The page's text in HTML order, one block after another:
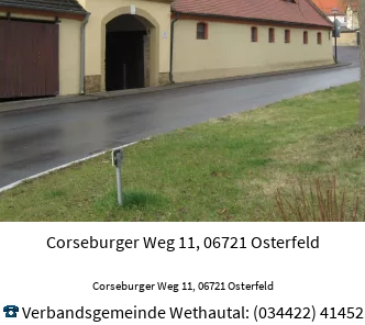
Corseburger Weg 11, 06721 Osterfeld
Corseburger Weg 11, 06721 Osterfeld
Verbandsgemeinde Wethautal: (034422) 41452